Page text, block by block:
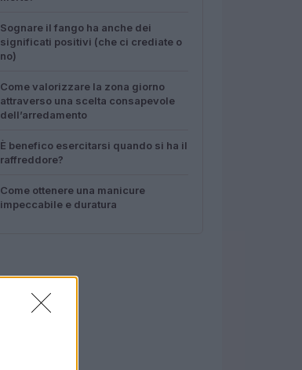
Sognare il fango ha anche dei
significati positivi (che ci crediate o
no)
Come valorizzare la zona giorno
attraverso una scelta consapevole
dell’arredamento
È benefico esercitarsi quando si ha il
raffreddore?
Come ottenere una manicure
impeccabile e duratura